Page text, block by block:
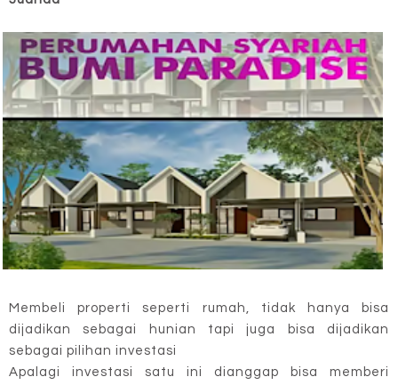
Membeli properti seperti rumah, tidak hanya bisa
dijadikan sebagai hunian tapi juga bisa dijadikan
sebagai pilihan investasi
Apalagi investasi satu ini dianggap bisa memberi